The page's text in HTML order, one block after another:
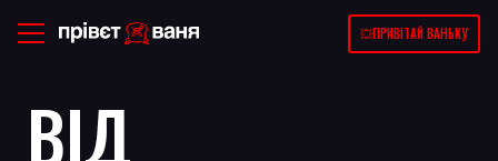
💥ПРИВІТАЙ ВАНЬКУ
ВІД